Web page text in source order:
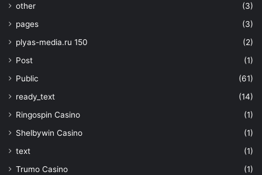
other
(3)
pages
(3)
plyas-media.ru 150
(2)
Post
(1)
Public
(61)
ready_text
(14)
Ringospin Casino
(1)
Shelbywin Casino
(1)
text
(1)
Trumo Casino
(1)